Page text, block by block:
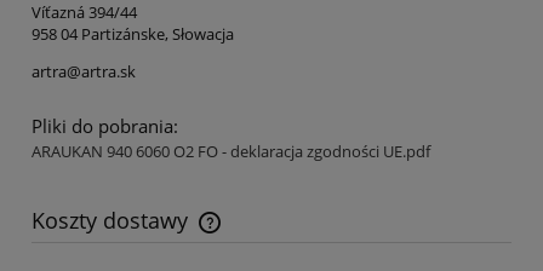
Víťazná 394/44
958 04 Partizánske, Słowacja
artra@artra.sk
Pliki do pobrania:
ARAUKAN 940 6060 O2 FO - deklaracja zgodności UE.pdf
Koszty dostawy
Cena nie zawiera ewentualnych kosztów płatności